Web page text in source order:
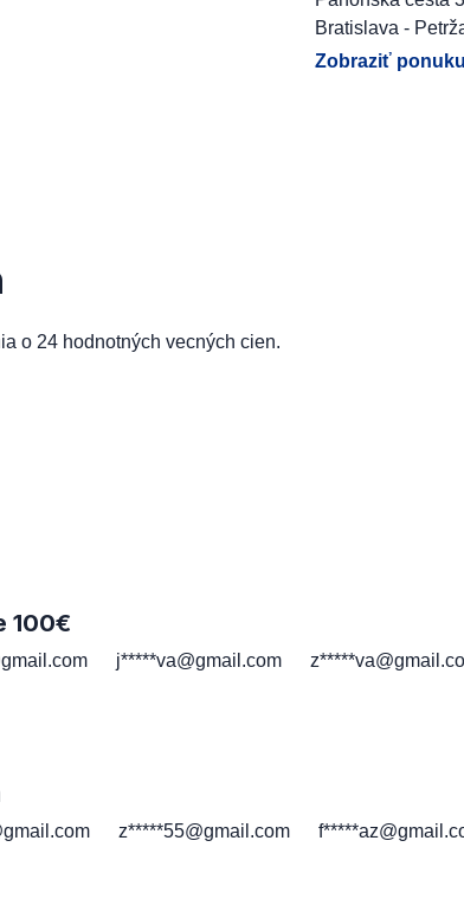
Bratislava -
Zobraziť ponuku
o 24 hodnotných vecných cien.
100€
j*****va@gmail.com
z*****55@gmail.com